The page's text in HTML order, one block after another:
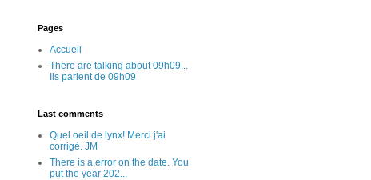
Pages
Accueil
There are talking about 09h09...
Ils parlent de 09h09
Last comments
Quel oeil de lynx! Merci j'ai
corrigé. JM
There is a error on the date. You
put the year 202...